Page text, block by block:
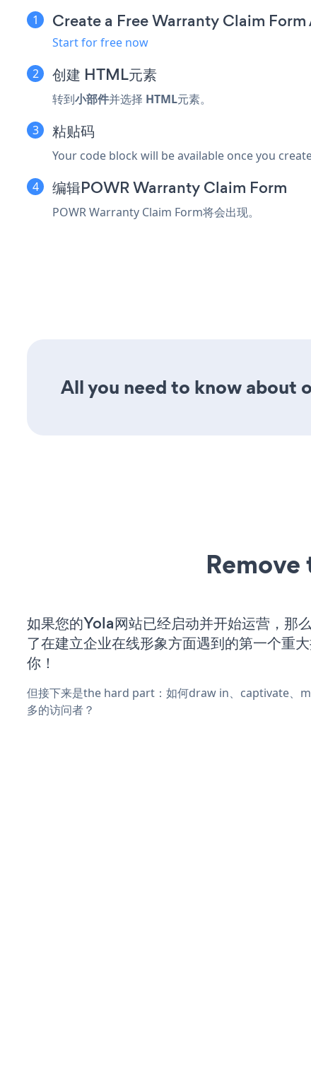
Create a Free Warranty Claim
Start for free now
创建 HTML元素
转到小部件并选择 HTML元素。
粘贴码
Your code block will be available once you
编辑POWR Warranty Claim Form
POWR Warranty Claim Form将会出现。
All you need to know about
如果您的Yola网站已经启动并开始运营，那
了在建立企业在线形象方面遇到的第一个重
你！
但接下来是the hard part：如何draw in、captivate、
多的访问者？